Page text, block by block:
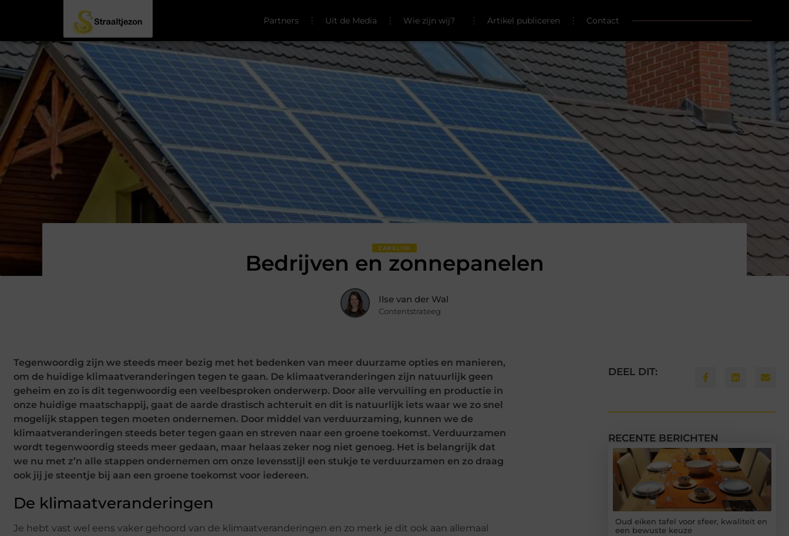
Partners Uit de Media Wie zijn wij? Artikel publiceren Contact
ZAKELIJK
Bedrijven en zonnepanelen
Ilse van der Wal
Contentstrateeg
Tegenwoordig zijn we steeds meer bezig met het bedenken van meer duurzame opties en manieren,
om de huidige klimaatveranderingen tegen te gaan. De klimaatveranderingen zijn natuurlijk geen
geheim en zo is dit tegenwoordig een veelbesproken onderwerp. Door alle vervuiling en productie in
onze huidige maatschappij, gaat de aarde drastisch achteruit en dit is natuurlijk iets waar we zo snel
mogelijk stappen tegen moeten ondernemen. Door middel van verduurzaming, kunnen we de
klimaatveranderingen steeds beter tegen gaan en streven naar een groene toekomst. Verduurzamen
wordt tegenwoordig steeds meer gedaan, maar helaas zeker nog niet genoeg. Het is belangrijk dat
we nu met z’n alle stappen ondernemen om onze levensstijl een stukje te verduurzamen en zo draag
ook jij je steentje bij aan een groene toekomst voor iedereen.
De klimaatveranderingen
Je hebt vast wel eens vaker gehoord van de klimaatveranderingen en zo merk je dit ook aan allemaal
DEEL DIT:
RECENTE BERICHTEN
Oud eiken tafel voor sfeer, kwaliteit en
een bewuste keuze